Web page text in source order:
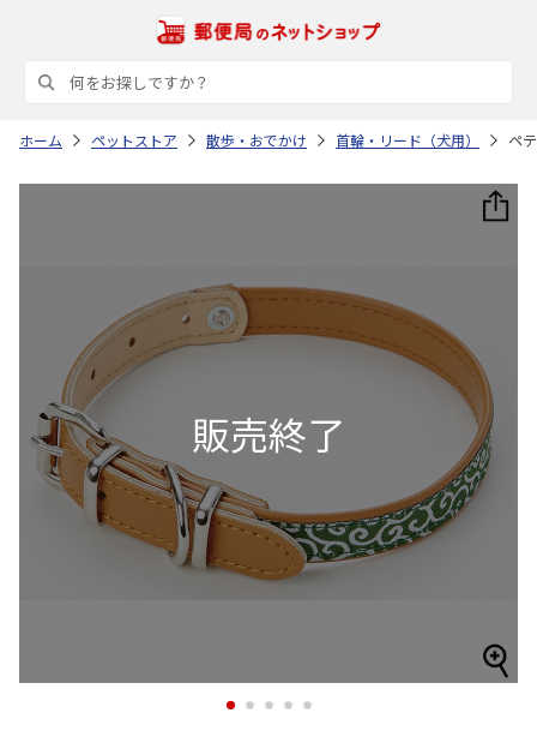
ホーム ペットストア 散歩・おでかけ 首輪・リード（犬用） ペ
1 2 3 4 5